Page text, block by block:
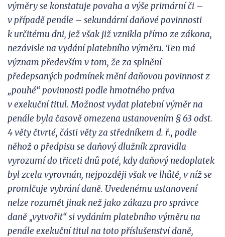
výměry se konstatuje povaha a výše primární či –
vpřípadě penále – sekundární daňové povinnosti
k určitému dni, jež však již vznikla přímo ze zákona,
nezávisle na vydání platebního výměru. Ten má
význam především v tom, že za splnění
předepsaných podmínek mění daňovou povinnost z
„pouhé“ povinnosti podle hmotného práva
vexekuční titul. Možnost vydat platební výměr na
penále byla časově omezena ustanovením § 63 odst.
4 věty čtvrté, části věty za středníkem d. ř., podle
něhož o předpisu se daňový dlužník zpravidla
vyrozumí do třiceti dnů poté, kdy daňový nedoplatek
byl zcela vyrovnán, nejpozději však ve lhůtě, v nížse
promlčuje vybrání daně. Uvedenému ustanovení
nelze rozumět jinak než jako zákazu pro správce
daně „vytvořit“ sivydáním platebního výměru na
penále exekuční titul na toto příslušenství daně,